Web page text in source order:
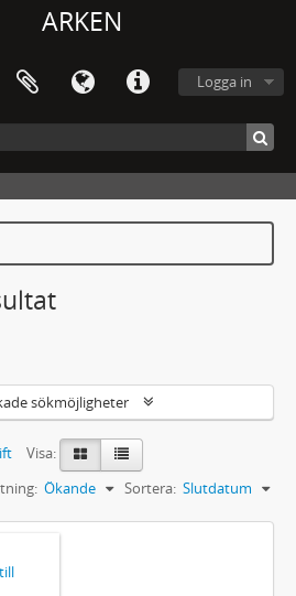
ARKEN
Logga in
sökmöjligheter
Visa:
Sortera: Slutdatum
Ökande